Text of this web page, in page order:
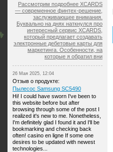
Рассмотрим подробнее XCARDS
— современное финтех-решение,
заслуживающее внимания.
Буквально на днях наткнулся про
интересный сервис XCARDS,
который предлагает создавать
электронные дебетовые карты для
маркетинга. Особенности, на
которые я обратил вни
26 Мая 2025, 12:04
Отзыв о продукте:
Пылесос Samsung SC5490
Hi! I could have sworn I've been to
this website before but after
browsing through some of the post I
realized it's new to me. Nonetheless,
I'm definitely glad I found it and I'll be
bookmarking and checking back
often! casino en ligne If some one
desires to be updated with newest
technologies...